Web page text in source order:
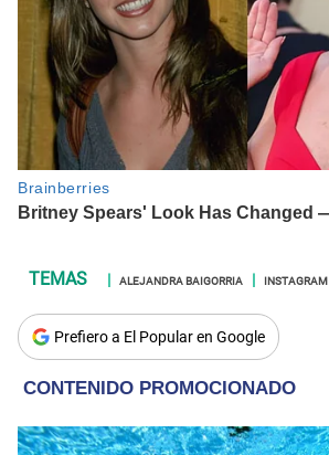
ALEJANDRA BAIGORRIA INSTAGRAM
Prefiero a El Popular en Google